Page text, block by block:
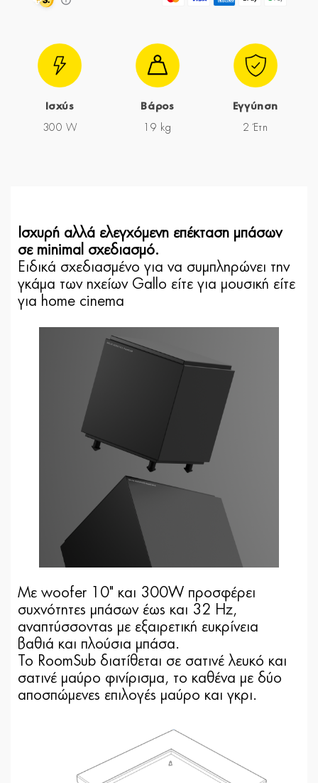
Ισχύς
300 W
Βάρος
19 kg
Εγγύηση
2 Έτη
Iσχυρή αλλά ελεγχόμενη επέκταση μπάσων
σε minimal σχεδιασμό.
Ειδικά σχεδιασμένο για να συμπληρώνει την
γκάμα των ηχείων Gallo είτε για μουσική είτε
για home cinema
Με woofer 10" και 300W προσφέρει
συχνότητες μπάσων έως και 32 Hz,
αναπτύσσοντας με εξαιρετική ευκρίνεια
βαθιά και πλούσια μπάσα.
Το RoomSub διατίθεται σε σατινέ λευκό και
σατινέ μαύρο φινίρισμα, το καθένα με δύο
αποσπώμενες επιλογές μαύρο και γκρι.